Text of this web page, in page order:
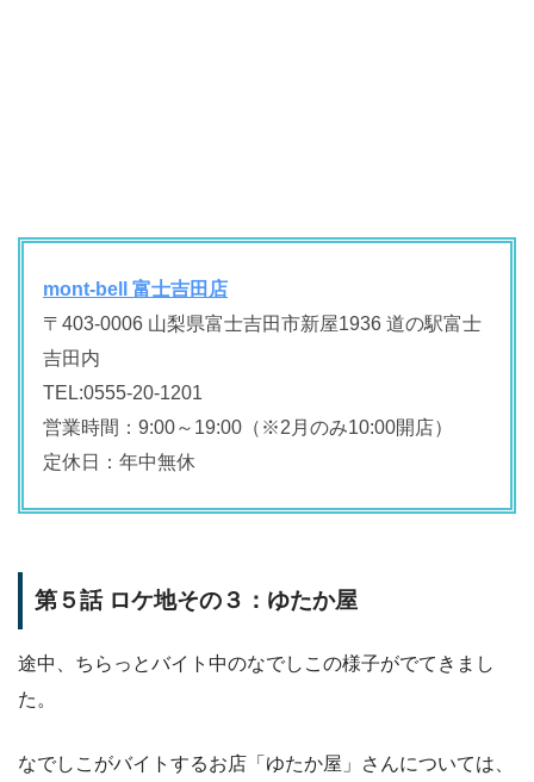
mont-bell 富士吉田店
〒403-0006 山梨県富士吉田市新屋1936 道の駅富士
吉田内
TEL:0555-20-1201
営業時間：9:00～19:00（※2月のみ10:00開店）
定休日：年中無休
第５話 ロケ地その３：ゆたか屋
途中、ちらっとバイト中のなでしこの様子がでてきまし
た。
なでしこがバイトするお店「ゆたか屋」さんについては、